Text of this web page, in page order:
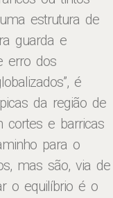
estrutura de
guarda e
erro dos
é
da região de
cortes e barricas
para o
mas são, via de
o equilíbrio é o